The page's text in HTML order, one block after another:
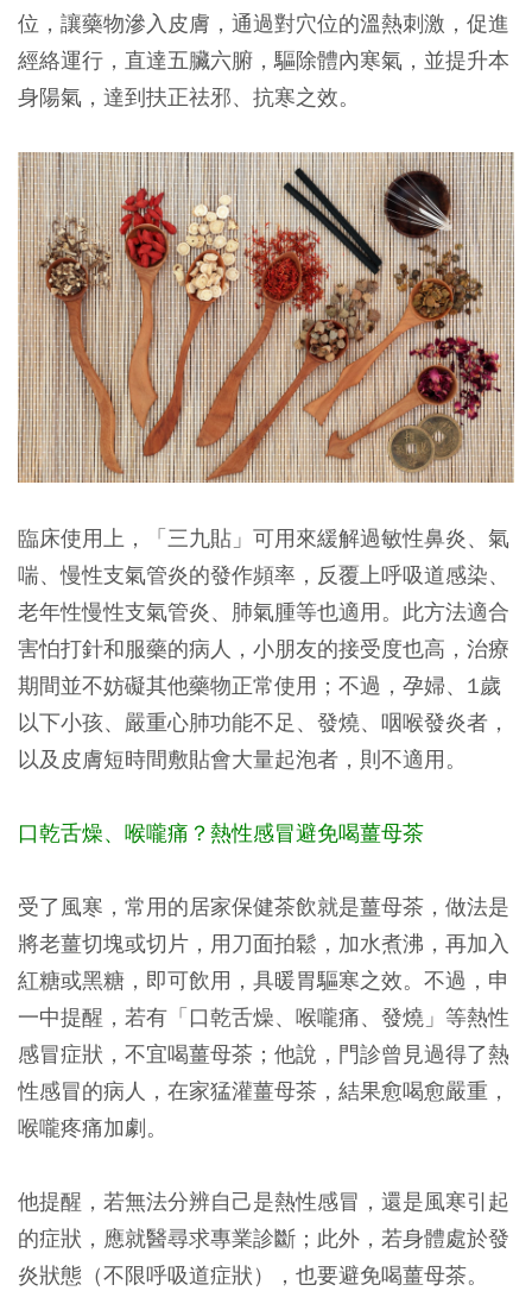
位，讓藥物滲入皮膚，通過對穴位的溫熱刺激，促進
經絡運行，直達五臟六腑，驅除體內寒氣，並提升本
身陽氣，達到扶正祛邪、抗寒之效。
臨床使用上，「三九貼」可用來緩解過敏性鼻炎、氣
喘、慢性支氣管炎的發作頻率，反覆上呼吸道感染、
老年性慢性支氣管炎、肺氣腫等也適用。此方法適合
害怕打針和服藥的病人，小朋友的接受度也高，治療
期間並不妨礙其他藥物正常使用；不過，孕婦、1歲
以下小孩、嚴重心肺功能不足、發燒、咽喉發炎者，
以及皮膚短時間敷貼會大量起泡者，則不適用。
口乾舌燥、喉嚨痛？熱性感冒避免喝薑母茶
受了風寒，常用的居家保健茶飲就是薑母茶，做法是
將老薑切塊或切片，用刀面拍鬆，加水煮沸，再加入
紅糖或黑糖，即可飲用，具暖胃驅寒之效。不過，申
一中提醒，若有「口乾舌燥、喉嚨痛、發燒」等熱性
感冒症狀，不宜喝薑母茶；他說，門診曾見過得了熱
性感冒的病人，在家猛灌薑母茶，結果愈喝愈嚴重，
喉嚨疼痛加劇。
他提醒，若無法分辨自己是熱性感冒，還是風寒引起
的症狀，應就醫尋求專業診斷；此外，若身體處於發
炎狀態（不限呼吸道症狀），也要避免喝薑母茶。